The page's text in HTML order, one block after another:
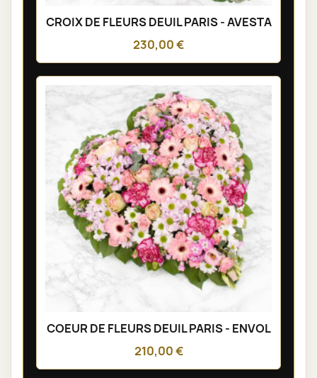
CROIX DE FLEURS DEUIL PARIS - AVESTA
230,00 €
COEUR DE FLEURS DEUIL PARIS - ENVOL
210,00 €